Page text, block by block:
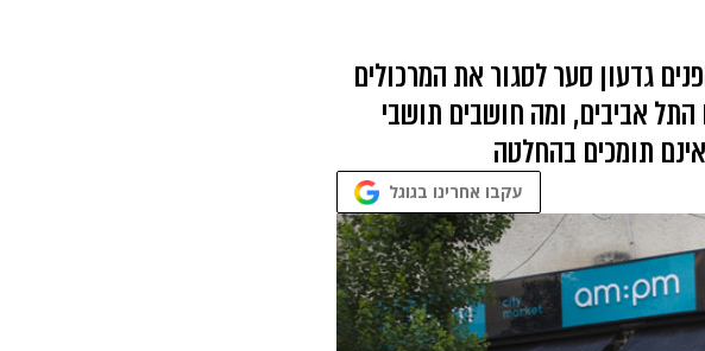
גדעון סער לסגור את המרכולים
אביבים, ומה חושבים תושבי
תומכים בהחלטה
עקבו אחרינו בגוגל